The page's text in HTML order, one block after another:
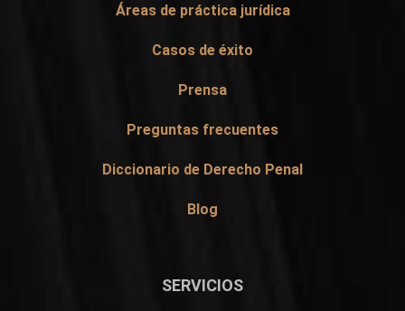
Áreas de práctica jurídica
Casos de éxito
Prensa
Preguntas frecuentes
Diccionario de Derecho Penal
Blog
SERVICIOS